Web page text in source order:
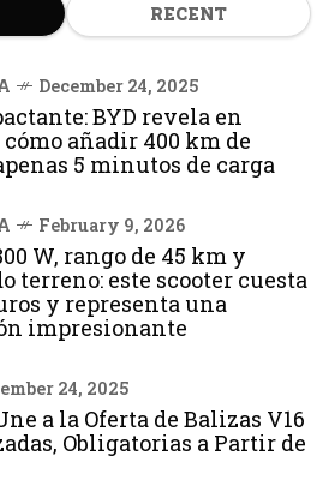
RECENT
December 24, 2025
BYD revela en
añadir 400 km de
5 minutos de carga
February 9, 2026
W, rango de 45 km y
terreno: este scooter cuesta
y representa una
impresionante
24, 2025
a la Oferta de Balizas V16
Obligatorias a Partir de